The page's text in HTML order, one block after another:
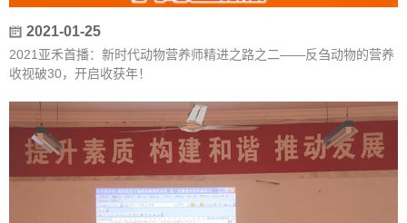
2021-01-25
2021亚禾首播：新时代动物营养师精进之路之二——反刍动物的营养
收视破30，开启收获年！